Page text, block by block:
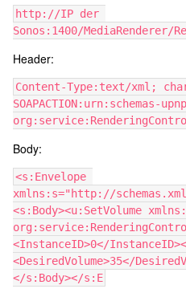
http://IP der
Sonos:1400/MediaRenderer/
Header:
Content-Type:text/xml;
SOAPACTION:urn:schemas-
Body:
<s:Envelope
xmlns:s="http://
<s:Body><u:SetVolume
<InstanceID>0</
<DesiredVolume>35</
</s:Body></s:E